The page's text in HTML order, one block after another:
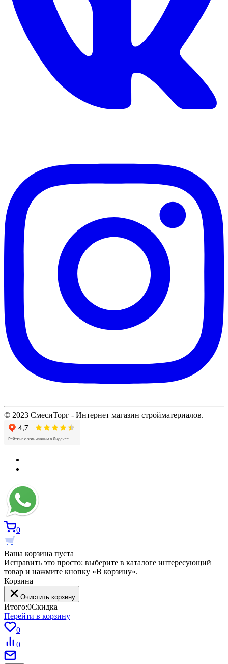
© 2023 СмесиТорг - Интернет магазин стройматериалов.
0
Ваша корзина пуста
Исправить это просто: выберите в каталоге интересующий
товар и нажмите кнопку «В корзину».
Корзина
Очистить корзину
Итого:0Скидка
Перейти в корзину
0
0